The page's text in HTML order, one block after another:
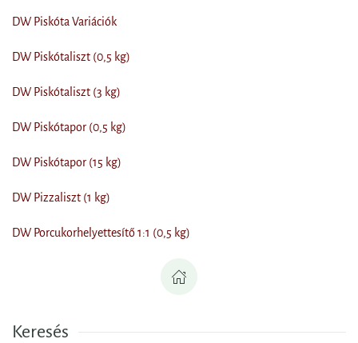
DW Piskóta Variációk
DW Piskótaliszt (0,5 kg)
DW Piskótaliszt (3 kg)
DW Piskótapor (0,5 kg)
DW Piskótapor (15 kg)
DW Pizzaliszt (1 kg)
DW Porcukorhelyettesítő 1:1 (0,5 kg)
Keresés